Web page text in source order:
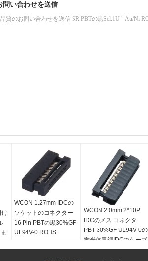
問い合わせを送信
け
WCON 1.27mm IDCの
ソケットのコネクター
16 Pin PBTの黒30%GF
UL94V-0 ROHS
WCON 2.0mm 2*10P
IDCのメス コネクタ
PBT 30%GF UL94V-0の
蛍光体青銅IDCのケーブ
ル コネクタ